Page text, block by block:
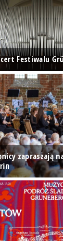
Festiwalu
zapraszają